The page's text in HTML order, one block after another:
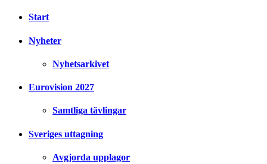
Start
Nyheter
Nyhetsarkivet
Eurovision 2027
Samtliga tävlingar
Sveriges uttagning
Avgjorda upplagor